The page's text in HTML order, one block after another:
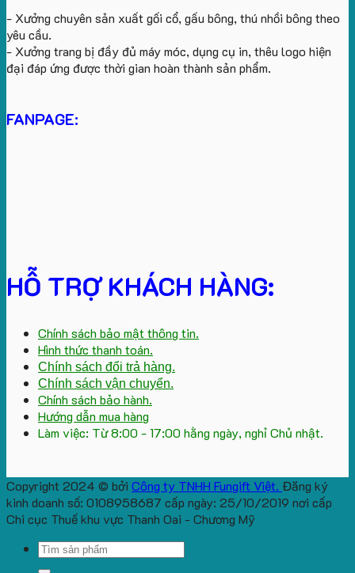
- Xưởng chuyên sản xuất gối cổ, gấu bông, thú nhồi bông theo
yêu cầu.
- Xưởng trang bị đầy đủ máy móc, dụng cụ in, thêu logo hiện
đại đáp ứng được thời gian hoàn thành sản phẩm.
FANPAGE:
HỖ TRỢ KHÁCH HÀNG:
Chính sách bảo mật thông tin.
Hình thức thanh toán.
Chính sách đổi trả hàng.
Chính sách vận chuyển.
Chính sách bảo hành.
Hướng dẫn mua hàng
Làm việc: Từ 8:00 - 17:00 hằng ngày, nghỉ Chủ nhật.
Copyright 2024 © bởi Công ty TNHH Fungift Việt. Đăng ký
kinh doanh số: 0108958687 cấp ngày: 25/10/2019 nơi cấp
Chi cục Thuế khu vực Thanh Oai - Chương Mỹ
Search
for: